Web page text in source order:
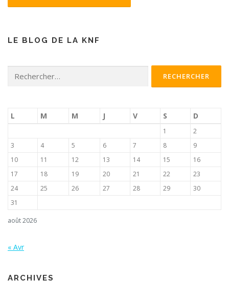
LE BLOG DE LA KNF
août 2026
L M M J V S D
1
2
3
4 5 6 7 8
9
10
11 12 13 14 15
16
17
18 19 20 21 22
23
24
25 26 27 28 29
30
31
« Avr
ARCHIVES